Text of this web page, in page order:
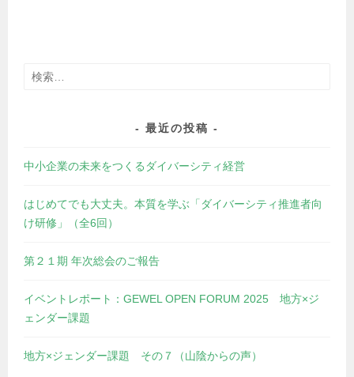
検
最近の投稿
中小企業の未来をつくるダイバーシティ経営
はじめてでも大丈夫。本質を学ぶ「ダイバーシティ推進者向
け研修」（全6回）
第２１期 年次総会のご報告
イベントレポート：GEWEL OPEN FORUM 2025 地方×ジ
ェンダー課題
地方×ジェンダー課題 その７（山陰からの声）